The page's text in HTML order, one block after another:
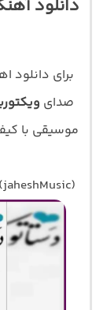
برای دانلود
صدای